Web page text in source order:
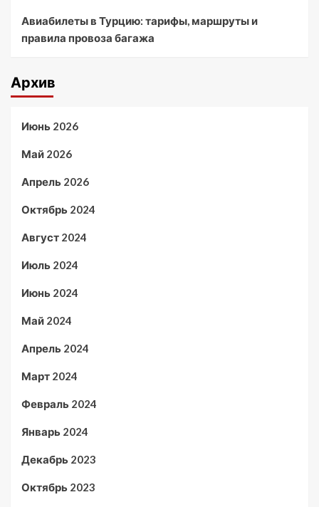
Авиабилеты в Турцию: тарифы, маршруты и
правила провоза багажа
Архив
Июнь 2026
Май 2026
Апрель 2026
Октябрь 2024
Август 2024
Июль 2024
Июнь 2024
Май 2024
Апрель 2024
Март 2024
Февраль 2024
Январь 2024
Декабрь 2023
Октябрь 2023